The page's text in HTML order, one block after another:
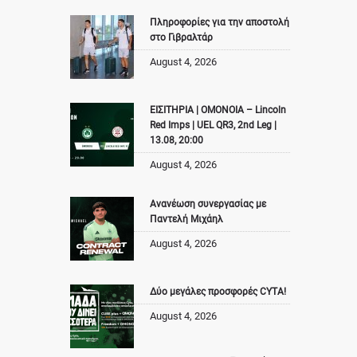
Πληροφορίες για την αποστολή
στο Γιβραλτάρ
August 4, 2026
ΕΙΣΙΤΗΡΙΑ | ΟΜΟΝΟΙΑ – Lincoln
Red Imps | UEL QR3, 2nd Leg |
13.08, 20:00
August 4, 2026
Ανανέωση συνεργασίας με
Παντελή Μιχάηλ
August 4, 2026
Δύο μεγάλες προσφορές CYTA!
August 4, 2026